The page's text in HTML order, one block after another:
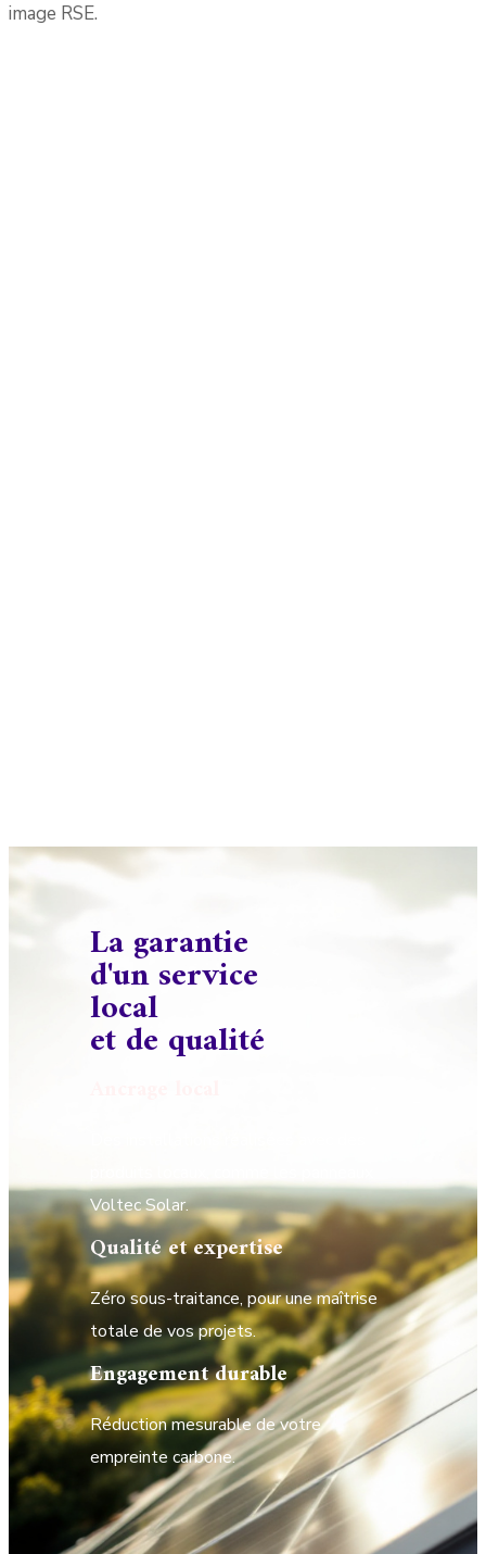
image RSE.
La garantie
d'un service
local
et de qualité
Voltec Solar.
Qualité et expertise
Zéro sous-traitance, pour une maîtrise
totale de vos projets.
Engagement durable
Réduction mesurable de votre
empreinte carbone.